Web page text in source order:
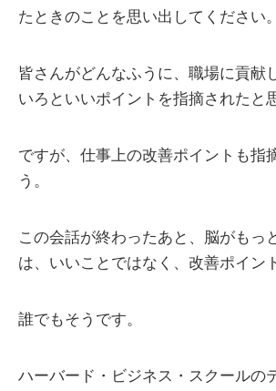
たときのことを思い出してください。
皆さんがどんなふうに、職場に貢献
いろといいポイントを指摘されたと
ですが、仕事上の改善ポイントも指
う。
この会話が終わったあと、脳がもっ
は、いいことではなく、改善ポイン
誰でもそうです。
ハーバード・ビジネス・スクールの